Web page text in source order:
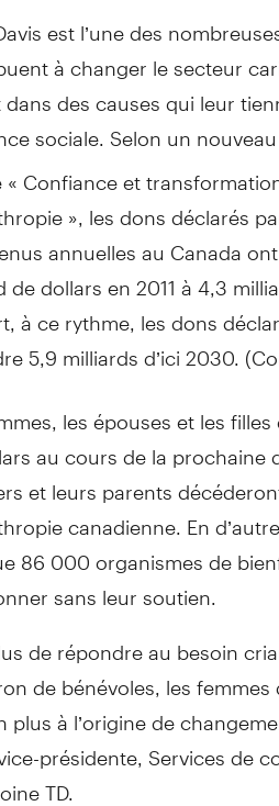
est l’une des
à changer le secteur
des causes qui leur
sociale. Selon un nouveau
Confiance et
», les dons déclarés
annuelles au Canada
de dollars en 2011 à 4,3
à ce rythme, les dons
5,9 milliards d’ici 2030.
les épouses et les
au cours de la prochaine
et leurs parents
canadienne. En
86 000 organismes de
sans leur soutien.
de répondre au besoin
de bénévoles, les
plus à l’origine de
présidente, Services de
TD.